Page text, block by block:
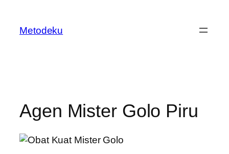
content
Metodeku
Agen Mister Golo Piru